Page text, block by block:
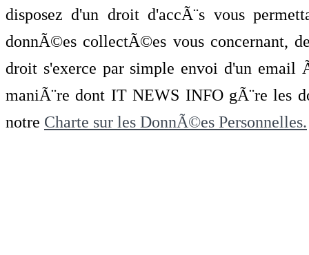
disposez d'un droit d'accÃ¨s vous
donnÃ©es collectÃ©es vous concernant,
droit s'exerce par simple envoi d'un
maniÃ¨re dont IT NEWS INFO gÃ¨re les
notre Charte sur les DonnÃ©es Personnelles.